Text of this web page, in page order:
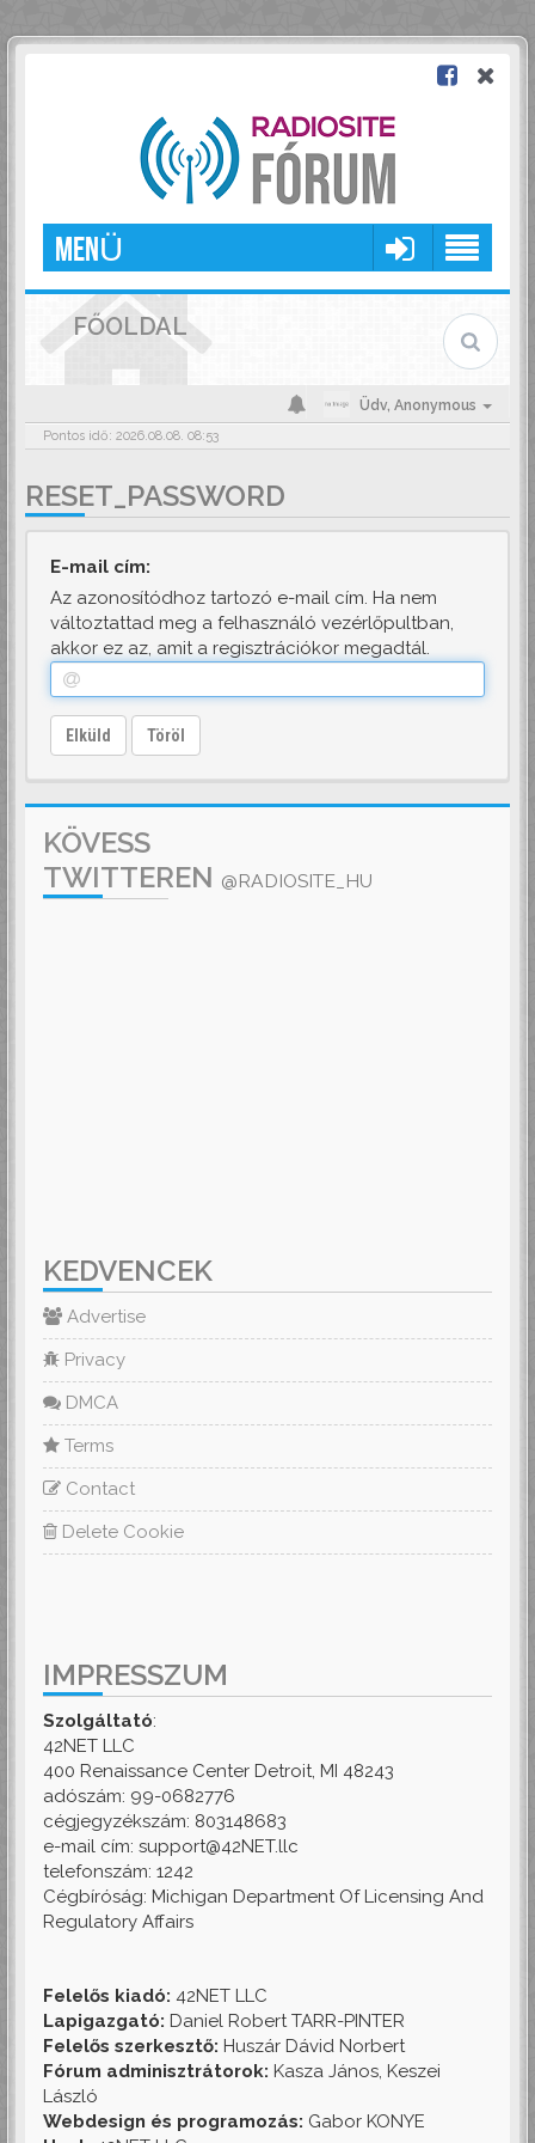
MENÜ
FŐOLDAL
Üdv, Anonymous
Pontos idő: 2026.08.08. 08:53
RESET_PASSWORD
E-mail cím:
Az azonosítódhoz tartozó e-mail cím. Ha nem
változtattad meg a felhasználó vezérlőpultban,
akkor ez az, amit a regisztrációkor megadtál.
Elküld Töröl
KÖVESS
TWITTEREN @RADIOSITE_HU
KEDVENCEK
Advertise
Privacy
DMCA
Terms
Contact
Delete Cookie
IMPRESSZUM
Szolgáltató:
42NET LLC
400 Renaissance Center Detroit, MI 48243
adószám: 99-0682776
cégjegyzékszám: 803148683
e-mail cím: support@42NET.llc
telefonszám: 1242
Cégbíróság: Michigan Department Of Licensing And
Regulatory Affairs
Felelős kiadó: 42NET LLC
Lapigazgató: Daniel Robert TARR-PINTER
Felelős szerkesztő: Huszár Dávid Norbert
Fórum adminisztrátorok: Kasza János, Keszei
László
Webdesign és programozás: Gabor KONYE